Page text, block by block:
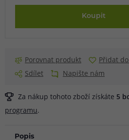
Koupit
Porovnat produkt
Přidat
Sdílet
Napište nám
Za nákup tohoto zboží získáte 5
programu.
Popis